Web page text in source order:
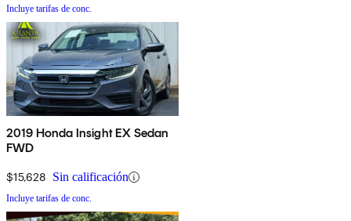
Incluye tarifas de conc.
2019 Honda Insight EX Sedan
FWD
$15,628 Sin calificación
Incluye tarifas de conc.